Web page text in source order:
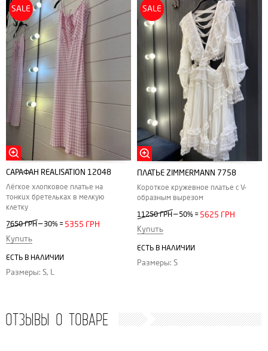
SALE
САРАФАН REALISATION 12048
Лёгкое хлопковое платье на
тонких бретельках в мелкую
клетку
7650 ГРН — 30% = 5355 ГРН
Купить
ЕСТЬ В НАЛИЧИИ
Размеры: S, L
SALE
ПЛАТЬЕ ZIMMERMANN 7758
Короткое кружевное платье с V-
образным вырезом
11250 ГРН— 50% = 5625 ГРН
Купить
ЕСТЬ В НАЛИЧИИ
Размеры: S
ОТЗЫВЫ О ТОВАРЕ